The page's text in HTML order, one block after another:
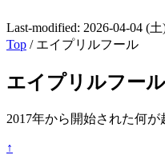
Last-modified: 2026-04-04 (
Top / エイプリルフール
エイプリルフール
2017年から開始された何が
↑